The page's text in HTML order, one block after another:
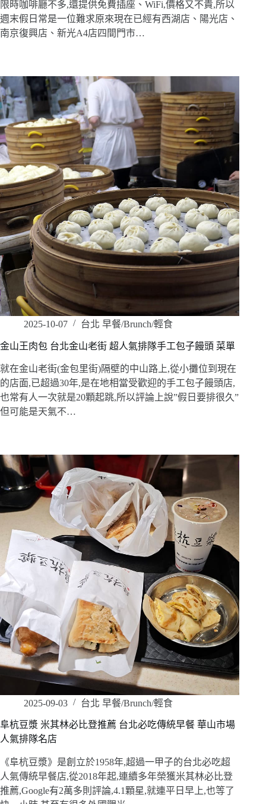
限時咖啡廳不多,還提供免費插座、WiFi,價格又不貴,所以
週末假日常是一位難求原來現在已經有西湖店、陽光店、
南京復興店、新光A4店四間門市…
2025-10-07 台北 早餐/Brunch/輕食
金山王肉包 台北金山老街 超人氣排隊手工包子饅頭 菜單
就在金山老街(金包里街)隔壁的中山路上,從小攤位到現在
的店面,已超過30年,是在地相當受歡迎的手工包子饅頭店,
也常有人一次就是20顆起跳,所以評論上說”假日要排很久”
但可能是天氣不…
2025-09-03 台北 早餐/Brunch/輕食
阜杭豆漿 米其林必比登推薦 台北必吃傳統早餐 華山市場
人氣排隊名店
《阜杭豆漿》是創立於1958年,超過一甲子的台北必吃超
人氣傳統早餐店,從2018年起,連續多年榮獲米其林必比登
推薦,Google有2萬多則評論,4.1顆星,就連平日早上,也等了